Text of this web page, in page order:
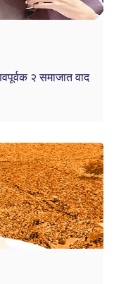
२ समाजात वाद